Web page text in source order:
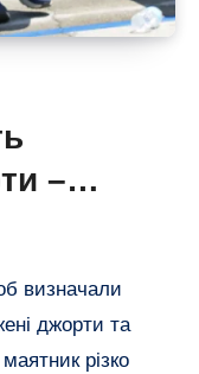
–
визначали
джорти та
різко